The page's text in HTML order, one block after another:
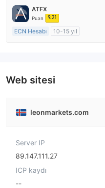
Pazar Yapıcılık (MM)
MT4 Tam Lisans
ATFX
Puan 9.21
ECN Hesabı
10-15 yıl
Web sitesi
leonmarkets.com
Server IP
89.147.111.27
ICP kaydı
--